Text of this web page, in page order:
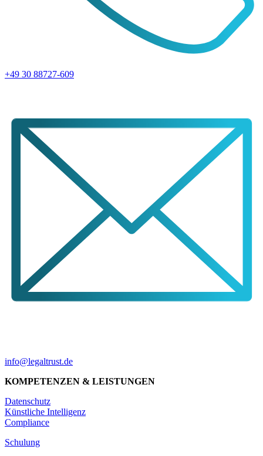
+49 30 88727-609
info@legaltrust.de
KOMPETENZEN & LEISTUNGEN
Datenschutz
Künstliche Intelligenz
Compliance
Schulung